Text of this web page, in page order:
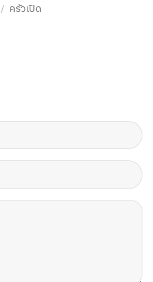
/ ครัวเปิด